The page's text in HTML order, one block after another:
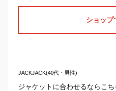
ショップ
JACKJACK(40代・男性)
ジャケットに合わせるならこ